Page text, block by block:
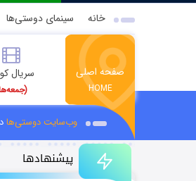
خانه سینمای دوستی‌ها
صفحه اصلی
HOME
سریال
وب‌سایت دوستی‌ها
پیشنهادها